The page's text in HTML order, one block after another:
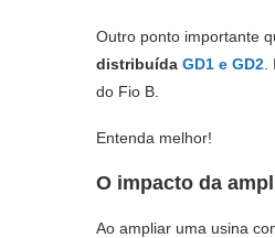
Outro ponto importante
distribuída GD1 e GD2
do Fio B.
Entenda melhor!
O impacto da
Ao ampliar uma usina